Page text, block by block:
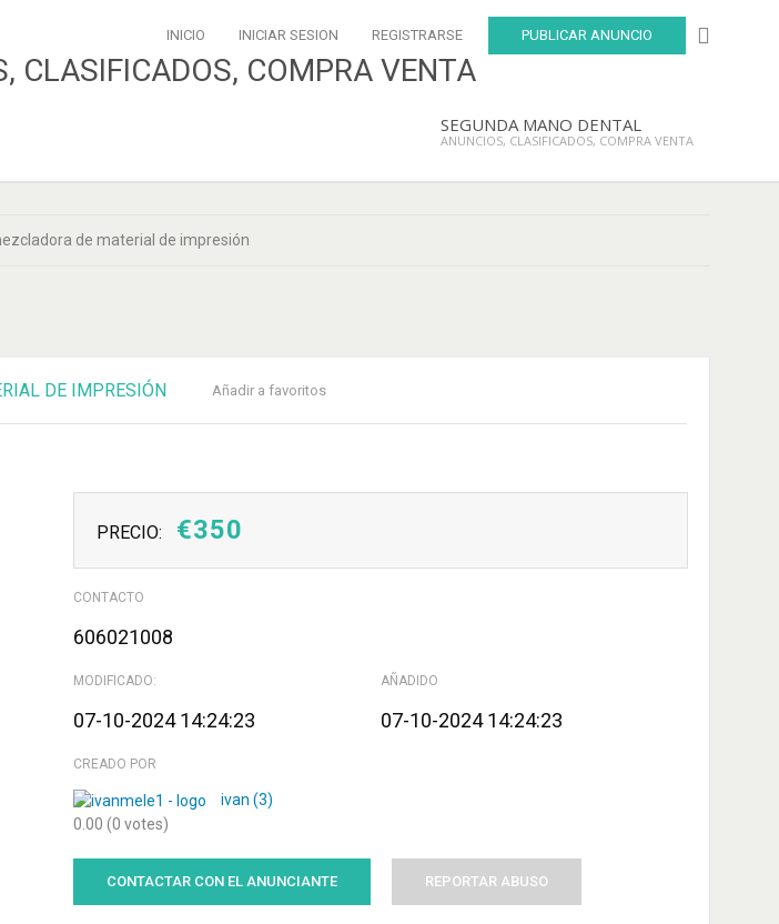
INICIO INICIAR SESION REGISTRARSE PUBLICAR ANUNCIO
SEGUNDA MANO DENTAL
ANUNCIOS, CLASIFICADOS, COMPRA VENTA
de material de impresión
DE IMPRESIÓN Añadir a favoritos
PRECIO: €350
CONTACTO
606021008
AÑADIDO
07-10-2024 14:24:23
MODIFICADO:
07-10-2024 14:24:23
CREADO POR
ivan (3)
0.00 (0 votes)
CONTACTAR CON EL ANUNCIANTE REPORTAR ABUSO